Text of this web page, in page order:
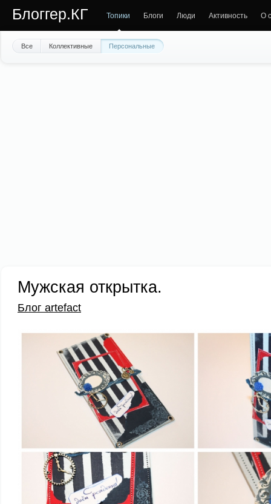
Блоггер.КГ Топики Блоги Люди Активность О
Все Коллективные Персональные
Мужская открытка.
Блог artefact